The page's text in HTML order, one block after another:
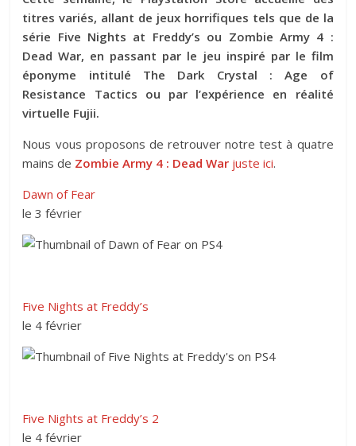
titres variés, allant de jeux horrifiques tels que de la
série Five Nights at Freddy’s ou Zombie Army 4 :
Dead War, en passant par le jeu inspiré par le film
éponyme intitulé The Dark Crystal : Age of
Resistance Tactics ou par l’expérience en réalité
virtuelle Fujii.
Nous vous proposons de retrouver notre test à quatre
mains de Zombie Army 4 : Dead War juste ici.
Dawn of Fear
le 3 février
Five Nights at Freddy’s
le 4 février
Five Nights at Freddy’s 2
le 4 février